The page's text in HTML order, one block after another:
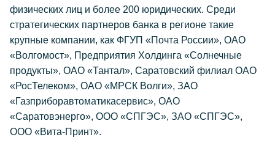
физических лиц и более 200 юридических. Среди
стратегических партнеров банка в регионе такие
крупные компании, как ФГУП «Почта России», ОАО
«Волгомост», Предприятия Холдинга «Солнечные
продукты», ОАО «Тантал», Саратовский филиал ОАО
«РосТелеком», ОАО «МРСК Волги», ЗАО
«Газприборавтоматикасервис», ОАО
«Саратовэнерго», ООО «СПГЭС», ЗАО «СПГЭС»,
ООО «Вита-Принт».